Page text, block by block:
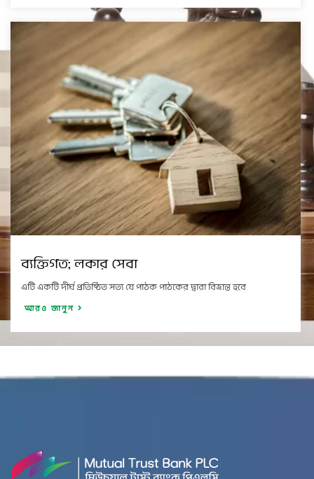
ব্যক্তিগত: লকার সেবা
এটি একটি দীর্ঘ প্রতিষ্ঠিত সত্য যে পাঠক পাঠকের দ্বারা বিভ্রান্ত হবে
আরও জানুন